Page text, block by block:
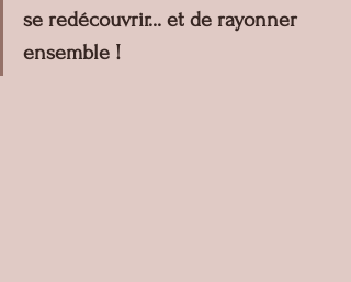
se redécouvrir... et de rayonner
ensemble !